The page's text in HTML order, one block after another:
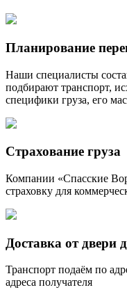
Планирование
Наши специалисты
подбирают транспорт,
специфики груза, его
Страхование груза
Компании «Спасские
страховку для
Доставка от двери
Транспорт подаём по
адреса получателя